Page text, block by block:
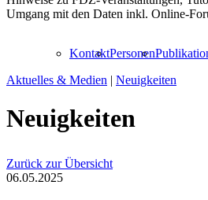
Umgang mit den Daten inkl. Online-
KontaktPersonen
Aktuelles & Medien | Neuigkeiten
Neuigkeiten
Zurück zur Übersicht
06.05.2025